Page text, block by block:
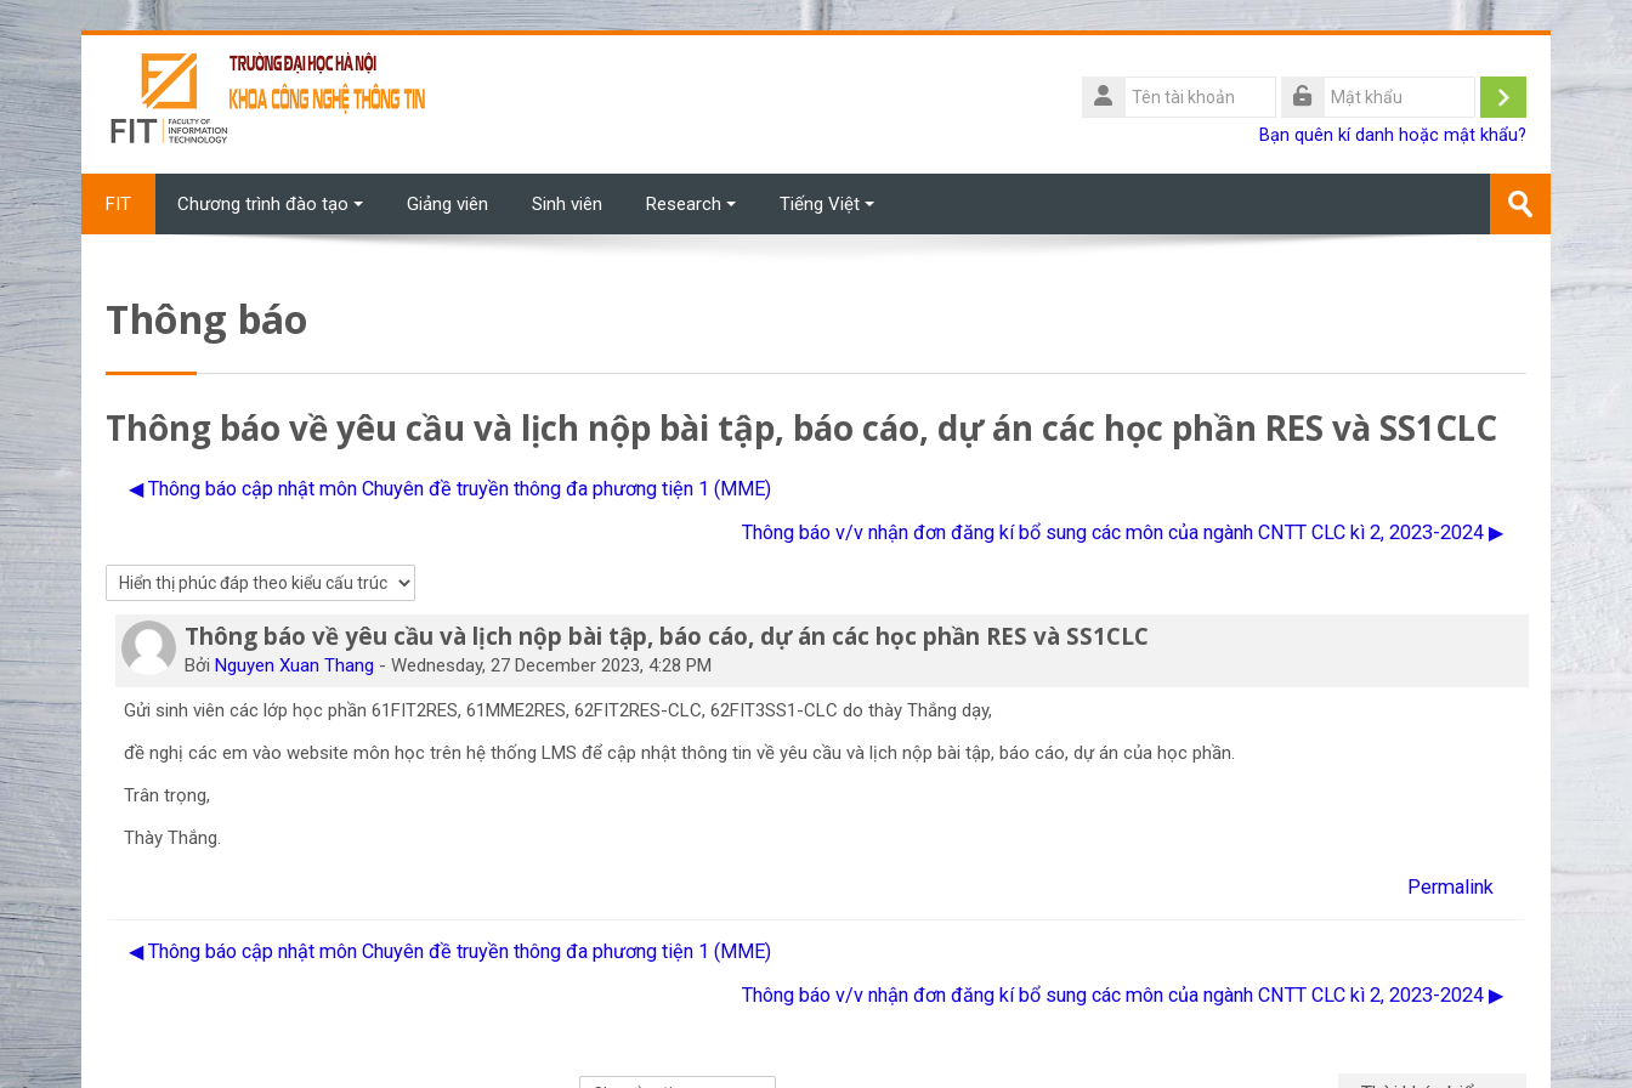
Chuyển tới nội dung chính
Tên
tài
Đăng
Bạn quên kí danh hoặc mật khẩu?
FIT Chương trình đào tạo Giảng viên Sinh viên Research Tiếng Việt
khoá
Gửi
Thông báo
Thông báo về yêu cầu và lịch nộp bài tập, báo cáo, dự án các học phần RES và SS1CLC
◀︎ Thông báo cập nhật môn Chuyên đề truyền thông đa phương tiện 1 (MME)
Thông báo v/v nhận đơn đăng kí bổ sung các môn của ngành CNTT CLC kì 2, 2023-2024 ▶︎
Thông báo về yêu cầu và lịch nộp bài tập, báo cáo, dự án các học phần RES và SS1CLC
BởiNguyen Xuan Thang -Wednesday, 27 December 2023, 4:28 PM
Số lượng các câu trả lời: 0
Gửi sinh viên các lớp học phần 61FIT2RES, 61MME2RES, 62FIT2RES-CLC, 62FIT3SS1-CLC do thày Thắng dạy,
đề nghị các em vào website môn học trên hệ thống LMS để cập nhật thông tin về yêu cầu và lịch nộp bài tập, báo cáo, dự án của học phần.
Trân trọng,
Thày Thắng.
Permalink
◀︎ Thông báo cập nhật môn Chuyên đề truyền thông đa phương tiện 1 (MME)
Thông báo v/v nhận đơn đăng kí bổ sung các môn của ngành CNTT CLC kì 2, 2023-2024 ▶︎